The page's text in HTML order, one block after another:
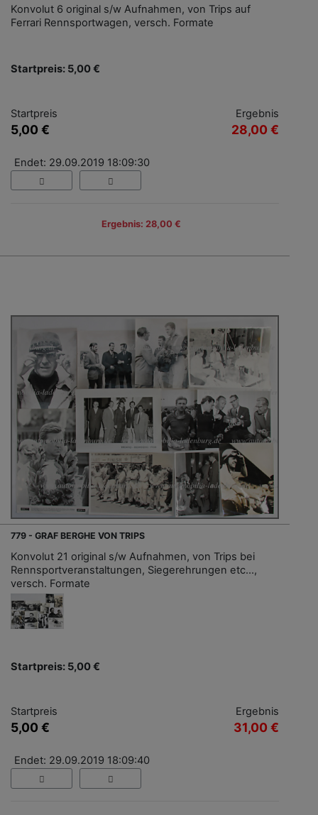
Konvolut 6 original s/w Aufnahmen, von Trips auf
Ferrari Rennsportwagen, versch. Formate
Startpreis: 5,00 €
Startpreis
5,00 €
Ergebnis
28,00 €
Endet: 29.09.2019 18:09:30
Ergebnis: 28,00 €
779 - GRAF BERGHE VON TRIPS
Konvolut 21 original s/w Aufnahmen, von Trips bei
Rennsportveranstaltungen, Siegerehrungen etc...,
versch. Formate
Startpreis: 5,00 €
Startpreis
5,00 €
Ergebnis
31,00 €
Endet: 29.09.2019 18:09:40